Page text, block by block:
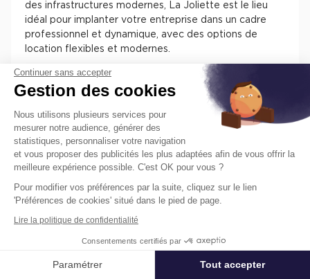
Affiner ma recherche
des infrastructures modernes, La Joliette est le lieu
idéal pour implanter votre entreprise dans un cadre
professionnel et dynamique, avec des options de
location flexibles et modernes.
Un cadre de travail exceptionnel
au cœur de Marseille 2
Le 2ème arrondissement de Marseille offre un cadre
de travail unique et inspirant, alliant modernité et
charme méditerranéen. Les bureaux situés à proximité
du bord de mer et du centre historique permettent
aux collaborateurs de bénéficier d’un environnement
agréable et dynamique, propice au bien-être et à la
productivité. Ce quartier regorge de restaurants, de
écosystème riche et pratique pour les entreprises et
leurs équipes. Louer un bureau à Marseille 2, c’est offrir
Continuer sans accepter
Gestion des cookies
Nous utilisons plusieurs services pour
mesurer notre audience, générer des
statistiques, personnaliser votre navigation
et vous proposer des publicités les plus adaptées afin de vous offrir la
meilleure expérience possible. C'est OK pour vous ?
Pour modifier vos préférences par la suite, cliquez sur le lien
'Préférences de cookies' situé dans le pied de page.
Lire la politique de confidentialité
Consentements certifiés par
Paramétrer Tout accepter